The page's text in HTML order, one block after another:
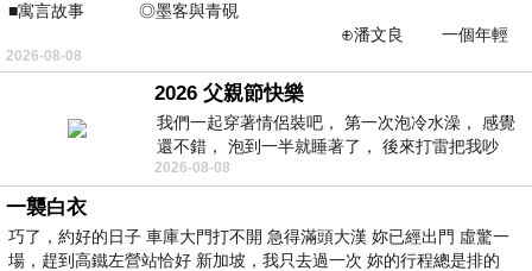
■寓言故事 ◎墨客與青硯
⊕潘文良 一個年輕
的墨客，在京城的古玩肆裡
2026-08-08
2026 父親節快樂
我們一起穿著情侶裝吧， 第一次泡冷水澡， 感覺
還不錯， 泡到一半就睡著了， 後來打雷把我吵
醒， 手
2026-08-08
一襲白衣
巧了，約好的日子 車庫大門打不開 急得滿頭大漢 妳已經出門 虛驚一
場，趕到高鐵左營站恰好 新加坡，我只去過一次 妳的行程總是排的